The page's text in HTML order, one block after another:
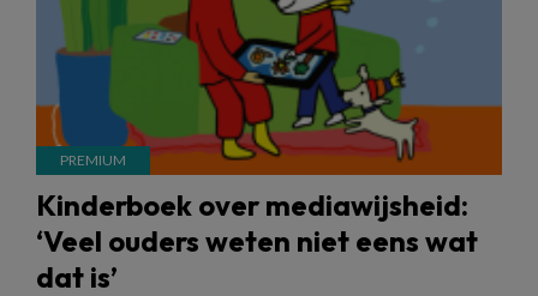
Kinderboek over mediawijsheid:
‘Veel ouders weten niet eens wat
dat is’